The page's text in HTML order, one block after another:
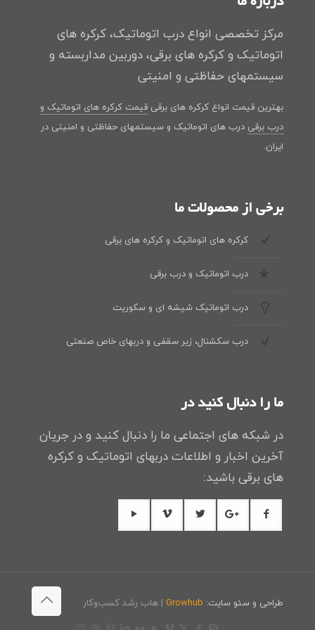
مرکز تخصصی انواع درب اتوماتیک، کرکره های
اتوماتیک و کرکره های برقی، دوربین مداربسته و
سیستمهای حفاظتی و امنیتی
بهترین قیمت انواع کرکره های برقی قیمت کرکره های اتوماتیک و
درب برقی درب های اتوماتیک و سیستمهای حفاظتی و امنیتی در
ایران.
برخی از محصولات ما
کرکره های اتوماتیک و کرکره های برقی
درب اتوماتیک و درب برقی
درب اتوماتیک شیشه ای و سکوریت
درب سکشنال، زیر سقفی و دربهای خاص صنعتی
ما را دنبال کنید در
در شبکه های اجتماعی ما را دنبال کنید و در جریان
آخرین اخبار و اطلاعات دربهای اتوماتیک و کرکره
های برقی باشید:
طراحی و سئو سایت: Growhub | هاب رشد کسب‌وکار